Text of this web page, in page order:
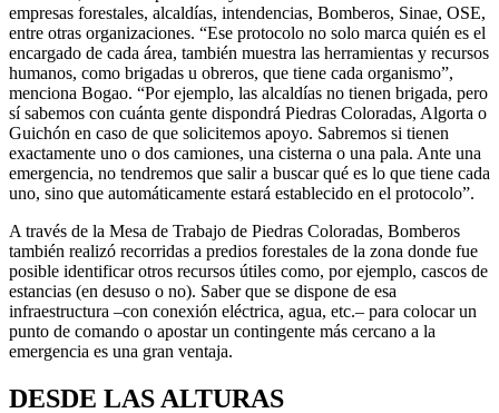
empresas forestales, alcaldías, intendencias, Bomberos, Sinae, OSE,
entre otras organizaciones. “Ese protocolo no solo marca quién es el
encargado de cada área, también muestra las herramientas y recursos
humanos, como brigadas u obreros, que tiene cada organismo”,
menciona Bogao. “Por ejemplo, las alcaldías no tienen brigada, pero
sí sabemos con cuánta gente dispondrá Piedras Coloradas, Algorta o
Guichón en caso de que solicitemos apoyo. Sabremos si tienen
exactamente uno o dos camiones, una cisterna o una pala. Ante una
emergencia, no tendremos que salir a buscar qué es lo que tiene cada
uno, sino que automáticamente estará establecido en el protocolo”.
A través de la Mesa de Trabajo de Piedras Coloradas, Bomberos
también realizó recorridas a predios forestales de la zona donde fue
posible identificar otros recursos útiles como, por ejemplo, cascos de
estancias (en desuso o no). Saber que se dispone de esa
infraestructura ‒con conexión eléctrica, agua, etc.‒ para colocar un
punto de comando o apostar un contingente más cercano a la
emergencia es una gran ventaja.
DESDE LAS ALTURAS